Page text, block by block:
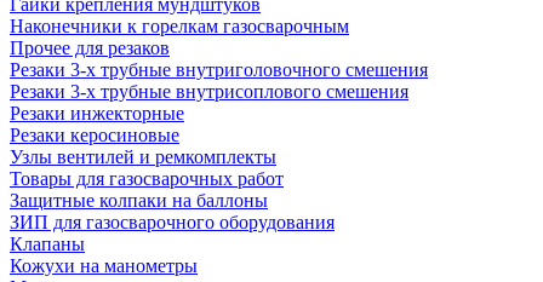
Гайки крепления мундштуков
Наконечники к горелкам газосварочным
Прочее для резаков
Резаки 3-х трубные внутриголовочного смешения
Резаки 3-х трубные внутрисоплового смешения
Резаки инжекторные
Резаки керосиновые
Узлы вентилей и ремкомплекты
Товары для газосварочных работ
Защитные колпаки на баллоны
ЗИП для газосварочного оборудования
Клапаны
Кожухи на манометры